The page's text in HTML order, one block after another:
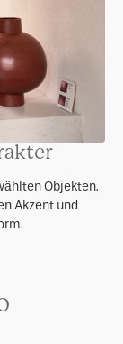
Objekten.
Akzent und